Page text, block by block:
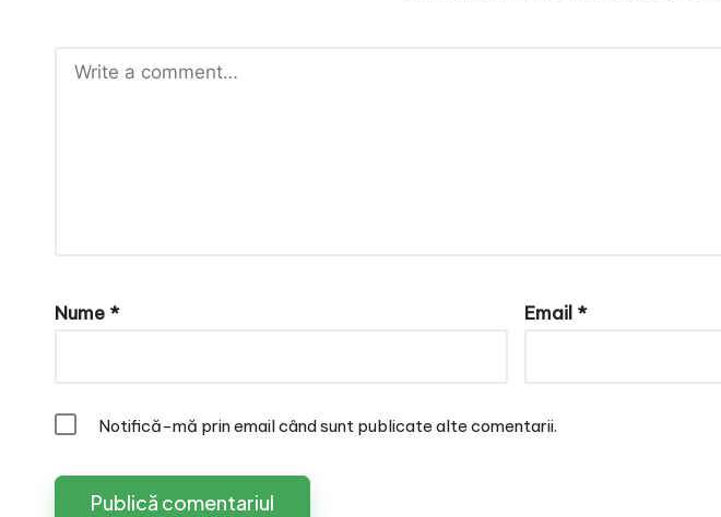
Nume * Email *
Notifică-mă prin email când sunt publicate alte comentarii.